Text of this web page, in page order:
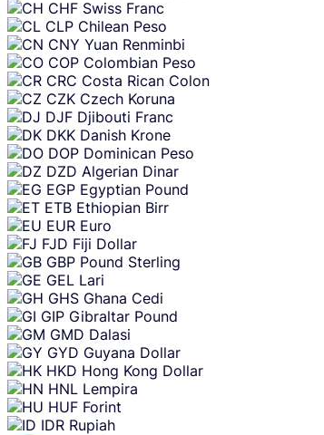
CHF Swiss Franc
CLP Chilean Peso
CNY Yuan Renminbi
COP Colombian Peso
CRC Costa Rican Colon
CZK Czech Koruna
DJF Djibouti Franc
DKK Danish Krone
DOP Dominican Peso
DZD Algerian Dinar
EGP Egyptian Pound
ETB Ethiopian Birr
EUR Euro
FJD Fiji Dollar
GBP Pound Sterling
GEL Lari
GHS Ghana Cedi
GIP Gibraltar Pound
GMD Dalasi
GYD Guyana Dollar
HKD Hong Kong Dollar
HNL Lempira
HUF Forint
IDR Rupiah